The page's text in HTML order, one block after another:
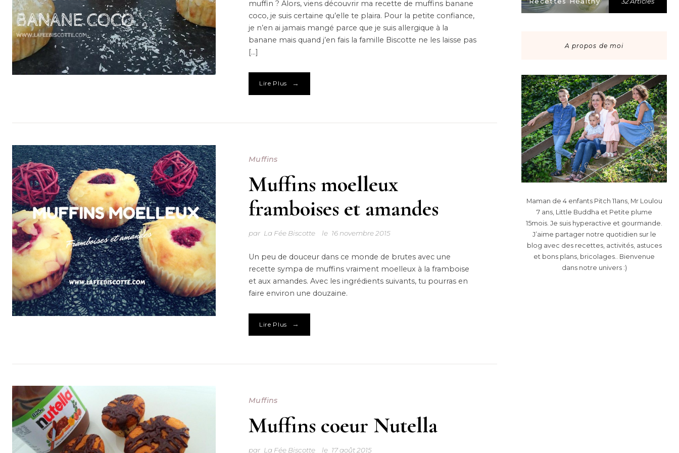
muffin ? Alors, viens découvrir ma recette de muffins banane
coco, je suis certaine qu’elle te plaira. Pour la petite confiance,
je n’en ai jamais mangé parce que je suis allergique à la
banane mais quand j’en fais la famille Biscotte ne les laisse pas
[…]
Lire Plus →
Muffins
Muffins moelleux
framboises et amandes
par La Fée Biscotte le 16 novembre 2015
Un peu de douceur dans ce monde de brutes avec une
recette sympa de muffins vraiment moelleux à la framboise
et aux amandes. Avec les ingrédients suivants, tu pourras en
faire environ une douzaine.
Lire Plus →
Muffins
Muffins coeur Nutella
par La Fée Biscotte le 17 août 2015
A propos de moi
Maman de 4 enfants Pitch 11ans, Mr Loulou
7 ans, Little Buddha et Petite plume
15mois. Je suis hyperactive et gourmande.
J’aime partager notre quotidien sur le
blog avec des recettes, activités, astuces
et bons plans, bricolages.. Bienvenue
dans notre univers :)